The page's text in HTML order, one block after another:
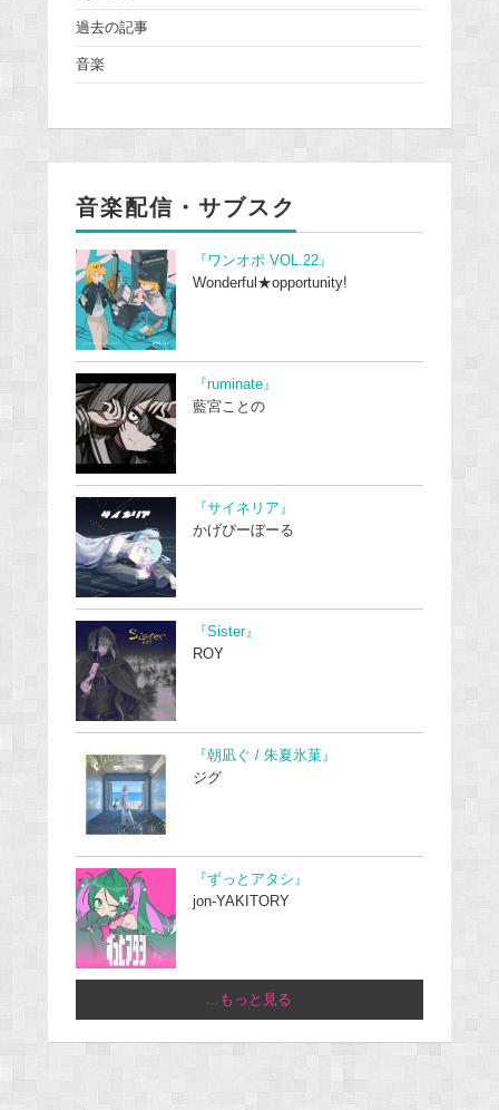
過去の記事
音楽
音楽配信・サブスク
『ワンオポ VOL.22』
Wonderful★opportunity!
『ruminate』
藍宮ことの
『サイネリア』
かげぴーぼーる
『Sister』
ROY
『朝凪ぐ / 朱夏氷菓』
ジグ
『ずっとアタシ』
jon-YAKITORY
...もっと見る